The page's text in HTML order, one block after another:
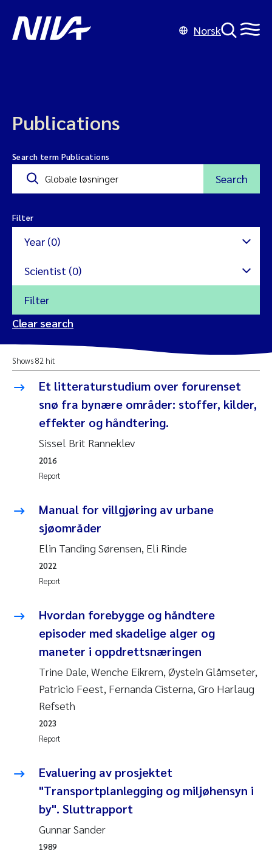
Norsk
Publications
Search term Publications
Search
Filter
Year (0)
2024
2023
2021
2019
2016
2015
2014
2013
2012
2011
2010
Scientist (0)
Amy Lusher
Åse Åtland
Trine Bekkby
Jannicke Moe
Johnny Håll
Susanne Claudia Schneider
Philip Wallhead
Sara Calabrese
Ole-Kristian Hess-Erga
Caroline Mengeot
Paulo Mira Fernandes
Bibiana Gomez Crespo
Kari Austnes
Laura Friedrich
Joanna Lynn Kemp
Reset
Filter
Clear search
Shows 82 hit
Et litteraturstudium over forurenset
snø fra bynære områder: stoffer, kilder,
effekter og håndtering.
Sissel Brit Ranneklev
Report
2016
Manual for villgjøring av urbane
sjøområder
Elin Tanding Sørensen, Eli Rinde
Report
2022
Hvordan forebygge og håndtere
episoder med skadelige alger og
maneter i oppdrettsnæringen
Trine Dale, Wenche Eikrem, Øystein Glåmseter,
Patricio Feest, Fernanda Cisterna, Gro Harlaug
Refseth
Report
2023
Evaluering av prosjektet
"Transportplanlegging og miljøhensyn i
by". Sluttrapport
Gunnar Sander
1989